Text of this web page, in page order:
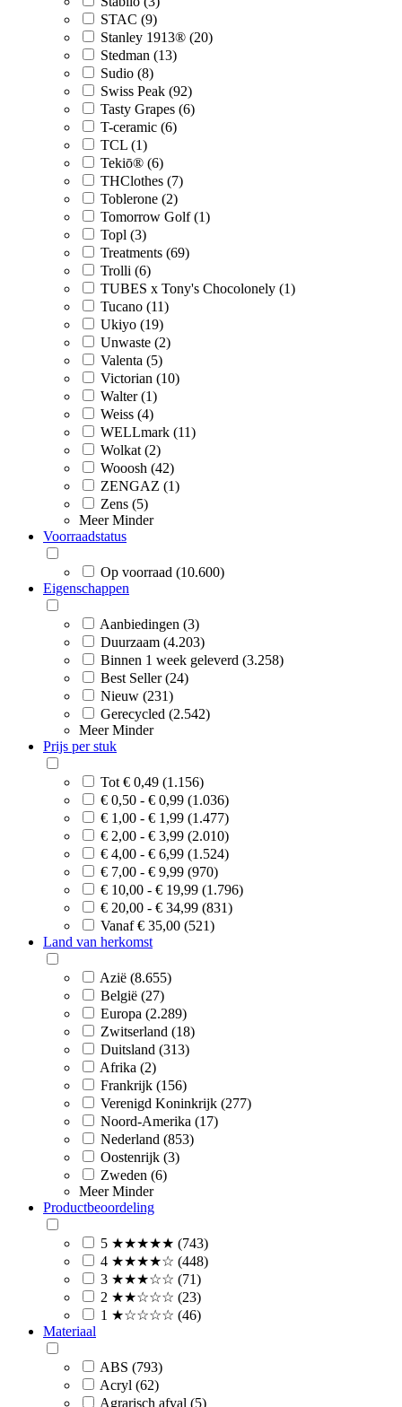
STAC (9)
Stanley 1913® (20)
Stedman (13)
Sudio (8)
Swiss Peak (92)
Tasty Grapes (6)
T-ceramic (6)
TCL (1)
Tekiō® (6)
THClothes (7)
Toblerone (2)
Tomorrow Golf (1)
Topl (3)
Treatments (69)
Trolli (6)
TUBES x Tony's Chocolonely (1)
Tucano (11)
Ukiyo (19)
Unwaste (2)
Valenta (5)
Victorian (10)
Walter (1)
Weiss (4)
WELLmark (11)
Wolkat (2)
Wooosh (42)
ZENGAZ (1)
Zens (5)
Meer Minder
Voorraadstatus
Op voorraad (10.600)
Eigenschappen
Aanbiedingen (3)
Duurzaam (4.203)
Binnen 1 week geleverd (3.258)
Best Seller (24)
Nieuw (231)
Gerecycled (2.542)
Meer Minder
Prijs per stuk
Tot € 0,49 (1.156)
€ 0,50 - € 0,99 (1.036)
€ 1,00 - € 1,99 (1.477)
€ 2,00 - € 3,99 (2.010)
€ 4,00 - € 6,99 (1.524)
€ 7,00 - € 9,99 (970)
€ 10,00 - € 19,99 (1.796)
€ 20,00 - € 34,99 (831)
Vanaf € 35,00 (521)
Land van herkomst
Azië (8.655)
België (27)
Europa (2.289)
Zwitserland (18)
Duitsland (313)
Afrika (2)
Frankrijk (156)
Verenigd Koninkrijk (277)
Noord-Amerika (17)
Nederland (853)
Oostenrijk (3)
Zweden (6)
Meer Minder
Productbeoordeling
5 ★★★★★ (743)
4 ★★★★☆ (448)
3 ★★★☆☆ (71)
2 ★★☆☆☆ (23)
1 ★☆☆☆☆ (46)
Materiaal
ABS (793)
Acryl (62)
Agrarisch afval (5)